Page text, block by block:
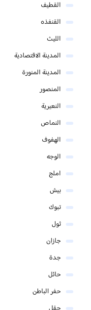
القطيف
القنفذه
الليث
المدينة الاقتصادية
المدينة المنورة
المنصور
النعيرية
النماص
الهفوف
الوجه
املج
بيش
تبوك
ثول
جازان
جدة
حائل
حفر الباطن